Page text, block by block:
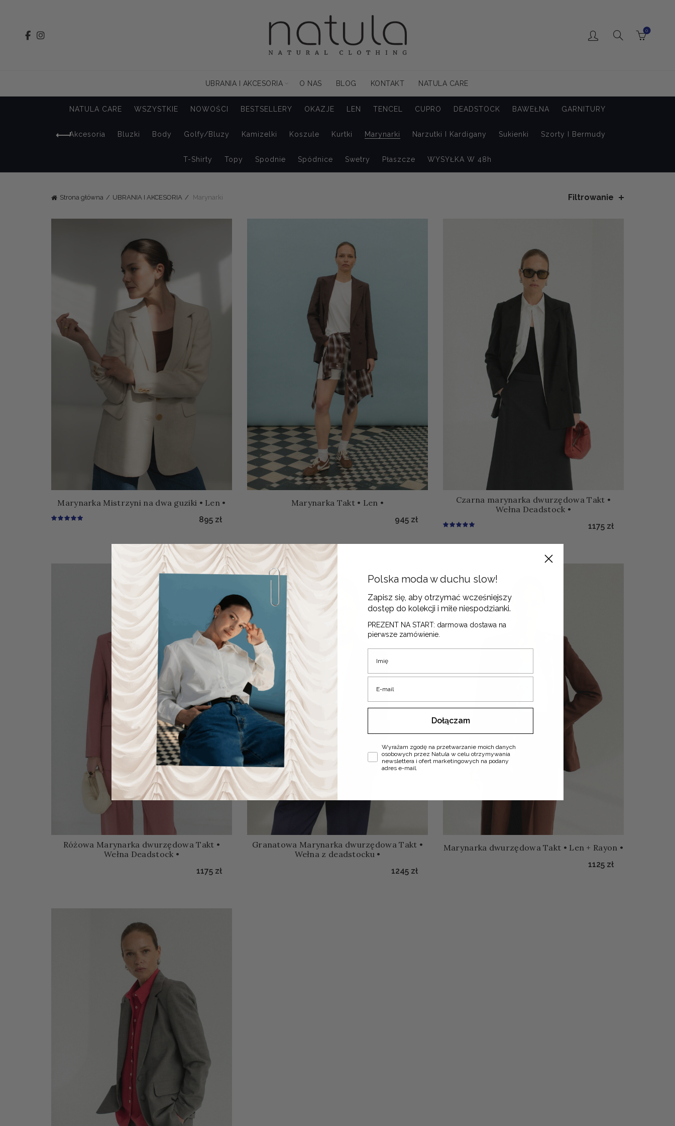
0
UBRANIA I AKCESORIA O NAS BLOG KONTAKT NATULA CARE
NATULA CARE WSZYSTKIE NOWOŚCI BESTSELLERY OKAZJE LEN TENCEL CUPRO DEADSTOCK BAWEŁNA GARNITURY
Akcesoria Bluzki Body Golfy/Bluzy Kamizelki Koszule Kurtki Marynarki Narzutki I Kardigany Sukienki Szorty I Bermudy
T-Shirty Topy Spodnie Spódnice Swetry Płaszcze WYSYŁKA W 48h
Strona główna UBRANIA I AKCESORIA Marynarki Filtrowanie
Marynarka Mistrzyni na dwa guziki • Len •
895 zł
Marynarka Takt • Len •
945 zł
Czarna marynarka dwurzędowa Takt •
Wełna Deadstock •
1175 zł
Różowa Marynarka dwurzędowa Takt •
Wełna Deadstock •
1175 zł
Granatowa Marynarka dwurzędowa Takt •
Wełna z deadstocku •
1245 zł
Marynarka dwurzędowa Takt • Len + Rayon •
1125 zł
Polska moda w duchu slow!
Zapisz się, aby otrzymać wcześniejszy
dostęp do kolekcji i miłe niespodzianki.
PREZENT NA START: darmowa dostawa na
pierwsze zamówienie.
Dołączam
ZgodaWyrażam zgodę na przetwarzanie moich danych
osobowych przez Natula w celu otrzymywania
newslettera i ofert marketingowych na podany
adres e-mail.